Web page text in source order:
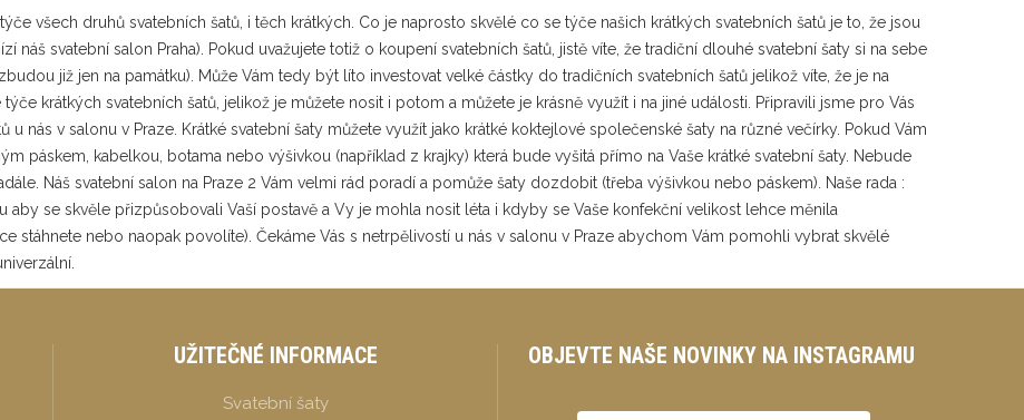
všech druhů svatebních šatů, i těch krátkých. Co je naprosto skvělé co se týče našich krátkých svatebních šatů je to, že jsou
náš svatební salon Praha). Pokud uvažujete totiž o koupení svatebních šatů, jistě víte, že tradiční dlouhé svatební šaty si na sebe
již jen na památku). Může Vám tedy být líto investovat velké částky do tradičních svatebních šatů jelikož víte, že je na
krátkých svatebních šatů, jelikož je můžete nosit i potom a můžete je krásně využít i na jiné události. Připravili jsme pro Vás
nás v salonu v Praze. Krátké svatební šaty můžete využít jako krátké koktejlové společenské šaty na různé večírky. Pokud Vám
páskem, kabelkou, botama nebo výšivkou (například z krajky) která bude vyšitá přímo na Vaše krátké svatební šaty. Nebude
Náš svatební salon na Praze 2 Vám velmi rád poradí a pomůže šaty dozdobit (třeba výšivkou nebo páskem). Naše rada :
aby se skvěle přizpůsobovali Vaší postavě a Vy je mohla nosit léta i kdyby se Vaše konfekční velikost lehce měnila
stáhnete nebo naopak povolíte). Čekáme Vás s netrpělivostí u nás v salonu v Praze abychom Vám pomohli vybrat skvělé
UŽITEČNÉ INFORMACE
Svatební šaty
OBJEVTE NAŠE NOVINKY NA INSTAGRAMU